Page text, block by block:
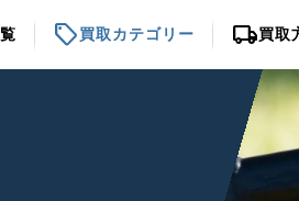
sell買取カテゴリー local_shipping買取